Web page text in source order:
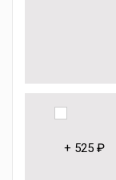
+ 525 ₽